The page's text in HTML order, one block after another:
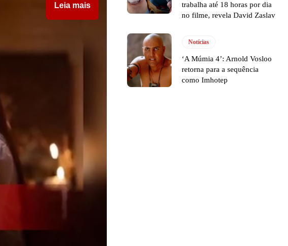
Leia mais
trabalha até 18 horas por dia
no filme, revela David Zaslav
Notícias
‘A Múmia 4’: Arnold Vosloo
retorna para a sequência
como Imhotep